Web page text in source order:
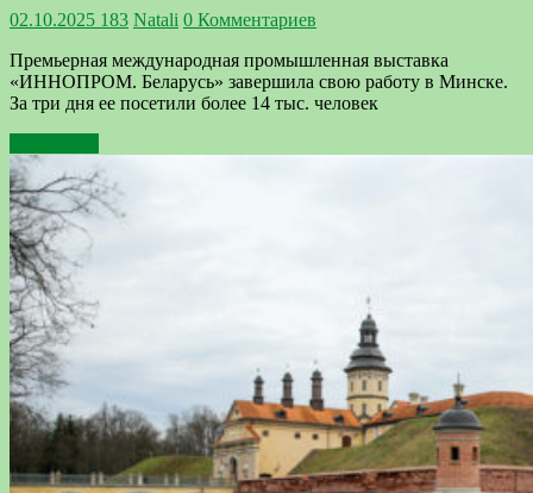
02.10.2025 183 Natali 0 Комментариев
Премьерная международная промышленная выставка
«ИННОПРОМ. Беларусь» завершила свою работу в Минске.
За три дня ее посетили более 14 тыс. человек